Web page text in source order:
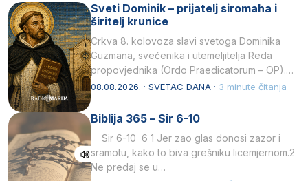
Sveti Dominik – prijatelj siromaha i
širitelj krunice
Crkva 8. kolovoza slavi svetoga Dominika
Guzmana, svećenika i utemeljitelja Reda
propovjednika (Ordo Praedicatorum – OP).
Svojim životom, dubokom ljubavlju prema
08.08.2026. · SVETAC DANA · 3 minute čitanja
Biblija 365 – Sir 6-10
Sir 6-10 6 1 Jer zao glas donosi zazor i
sramotu, kako to biva grešniku licemjernom.2
Ne predaj se u…